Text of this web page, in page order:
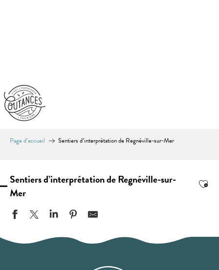
Page d’accueil Sentiers d’interprétation de Regnéville-sur-Mer
Sentiers d’interprétation de Regnéville-sur-
Mer